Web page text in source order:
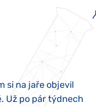
si na jaře objevil
Už po pár týdnech